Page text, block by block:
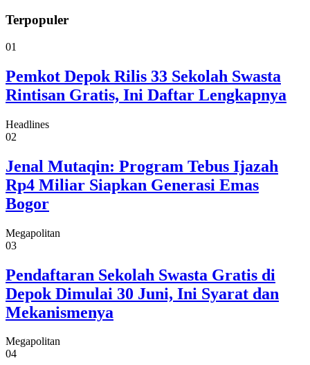
Terpopuler
01
Pemkot Depok Rilis 33 Sekolah Swasta
Rintisan Gratis, Ini Daftar Lengkapnya
Headlines
02
Jenal Mutaqin: Program Tebus Ijazah
Rp4 Miliar Siapkan Generasi Emas
Bogor
Megapolitan
03
Pendaftaran Sekolah Swasta Gratis di
Depok Dimulai 30 Juni, Ini Syarat dan
Mekanismenya
Megapolitan
04